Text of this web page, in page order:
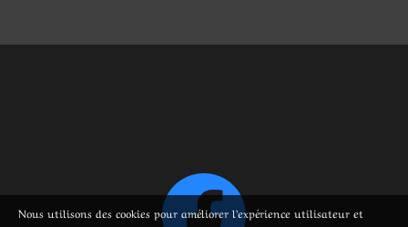
Nous utilisons des cookies pour améliorer l’expérience utilisateur et